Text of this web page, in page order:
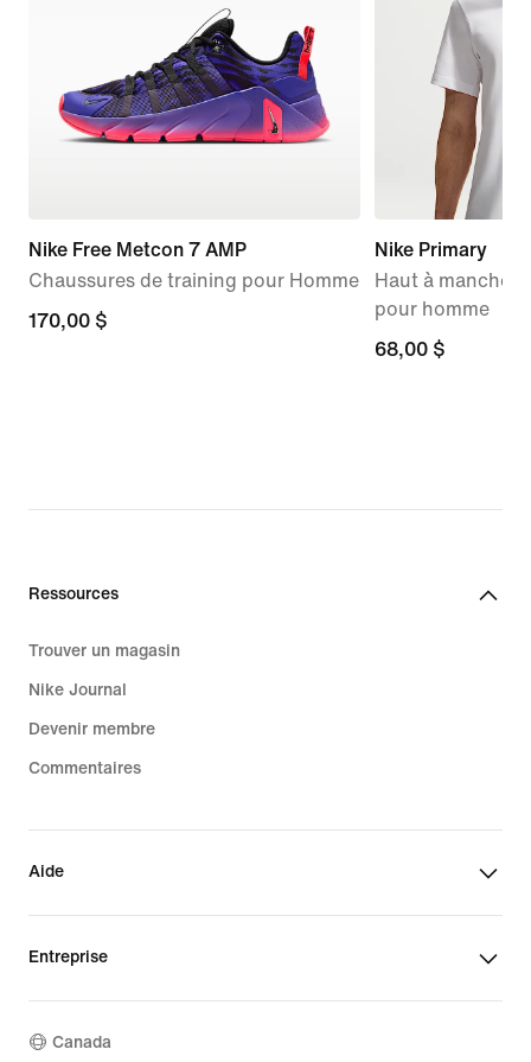
Nike Free Metcon 7 AMP
Chaussures de training pour Homme
170,00 $
170,00 $
Nike Primary
Haut à manches
pour homme
68,00 $
68,00 $
Ressources
Trouver un magasin
Nike Journal
Devenir membre
Commentaires
Aide
Entreprise
Canada